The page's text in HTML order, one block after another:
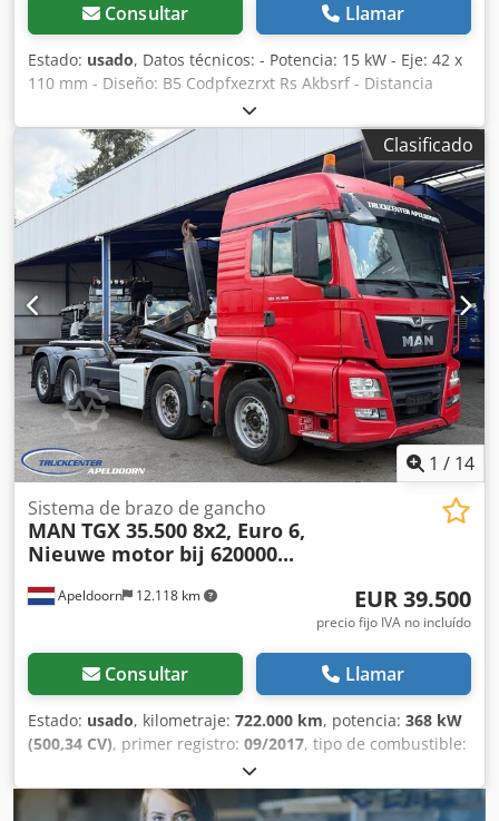
Consultar Llamar
Estado: usado, Datos técnicos: - Potencia: 15 kW - Eje: 42 x
110 mm - Diseño: B5 Codpfxezrxt Rs Akbsrf - Distancia
entre orificios del flange: aproximadamente 270 mm
Clasificado
1 / 14
Apeldoorn 12.118 km
Sistema de brazo de gancho
MAN TGX 35.500 8x2, Euro 6,
Nieuwe motor bij 620000...
EUR 39.500
precio fijo IVA no incluído
Consultar Llamar
Estado: usado, kilometraje: 722.000 km, potencia: 368 kW
(500,34 CV), primer registro: 09/2017, tipo de combustible:
, configuración de ejes:8x2
6.670 mm, combustible:diésel, color:otro, cabina del
conductor:
cabina dormitorio, tipo de engranaje: